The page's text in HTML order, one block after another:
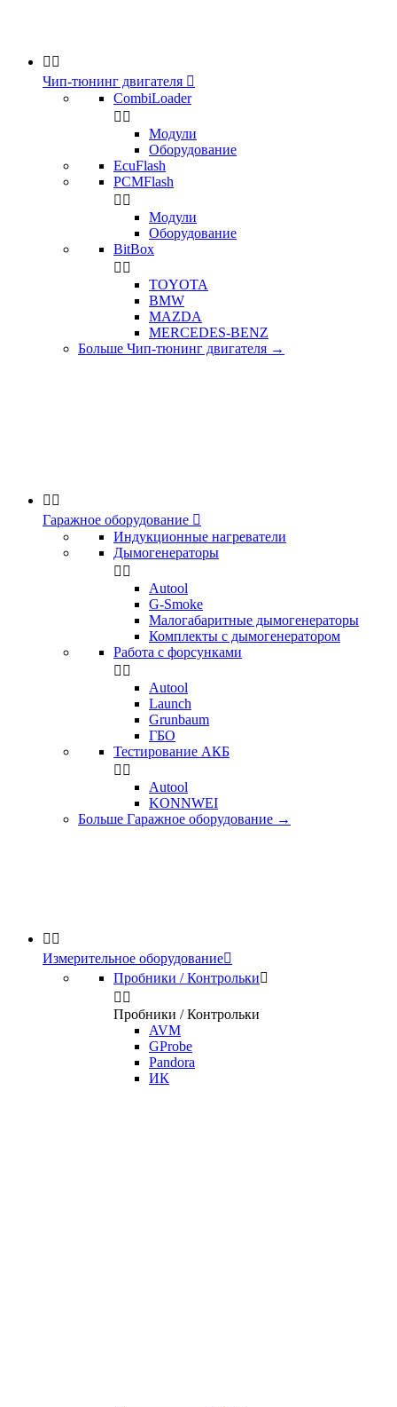
 
Чип-тюнинг двигателя 
CombiLoader
 
Модули
Оборудование
EcuFlash
PCMFlash
 
Модули
Оборудование
BitBox
 
TOYOTA
BMW
MAZDA
MERCEDES-BENZ
Больше Чип-тюнинг двигателя →
 
Гаражное оборудование 
Индукционные нагреватели
Дымогенераторы
 
Аutool
G-Smoke
Малогабаритные дымогенераторы
Комплекты с дымогенератором
Работа с форсунками
 
Autool
Launch
Grunbaum
ГБО
Тестирование АКБ
 
Autool
KONNWEI
Больше Гаражное оборудование →
 
Измерительное оборудование
Пробники / Контрольки
 
Пробники / Контрольки
AVM
GProbe
Pandora
ИК